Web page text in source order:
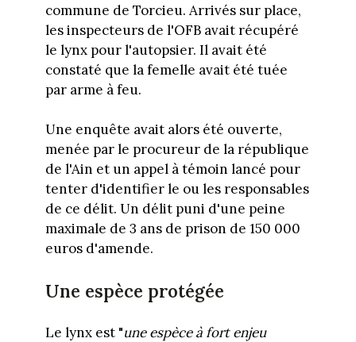
commune de Torcieu. Arrivés sur place,
les inspecteurs de l'OFB avait récupéré
le lynx pour l'autopsier. Il avait été
constaté que la femelle avait été tuée
par arme à feu.
Une enquête avait alors été ouverte,
menée par le procureur de la république
de l'Ain et un appel à témoin lancé pour
tenter d'identifier le ou les responsables
de ce délit. Un délit puni d'une peine
maximale de 3 ans de prison de 150 000
euros d'amende.
Une espèce protégée
Le lynx est "une espèce à fort enjeu